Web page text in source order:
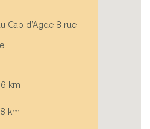
Cap d’Agde 8 rue
km
km